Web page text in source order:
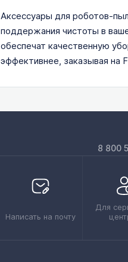
Аксессуары для роботов-
поддержания чистоты в
обеспечат качественную
эффективнее, заказывая на
8 800
Написать на почту
Для